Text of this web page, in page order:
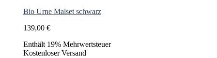
Bio Urne Malset schwarz
139,00 €
Enthält 19% Mehrwertsteuer
Kostenloser Versand